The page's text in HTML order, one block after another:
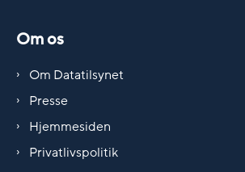
Om os
Om Datatilsynet
Presse
Hjemmesiden
Privatlivspolitik